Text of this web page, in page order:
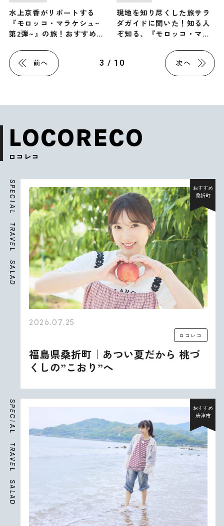
水上京香がリポートする
『モロッコ・マラケシュ~
第2弾~』の旅！おすすめ観
2026年3月7日放送
現地を知り尽くした旅サラ
ダガイドに聞いた！知る人
ぞ知る、『モロッコ・マラ
グルメ・お土産3選
前へ 3 / 10 次へ
LOCORECO
ロコレコ
S
P
E
C
I
A
L
T
R
A
V
E
L
S
A
L
A
D
おすすめ
桑折町
2026.07.25
ロコレコ
福島県桑折町｜あつい夏だから 桃づ
くしの”こおり”へ
S
P
E
C
I
A
L
T
R
A
V
E
L
S
A
L
A
D
おすすめ
唐津市